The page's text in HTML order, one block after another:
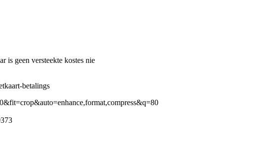
is geen versteekte kostes nie
betalings